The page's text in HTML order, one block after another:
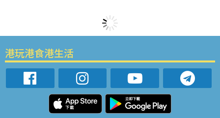
港玩港食港生活